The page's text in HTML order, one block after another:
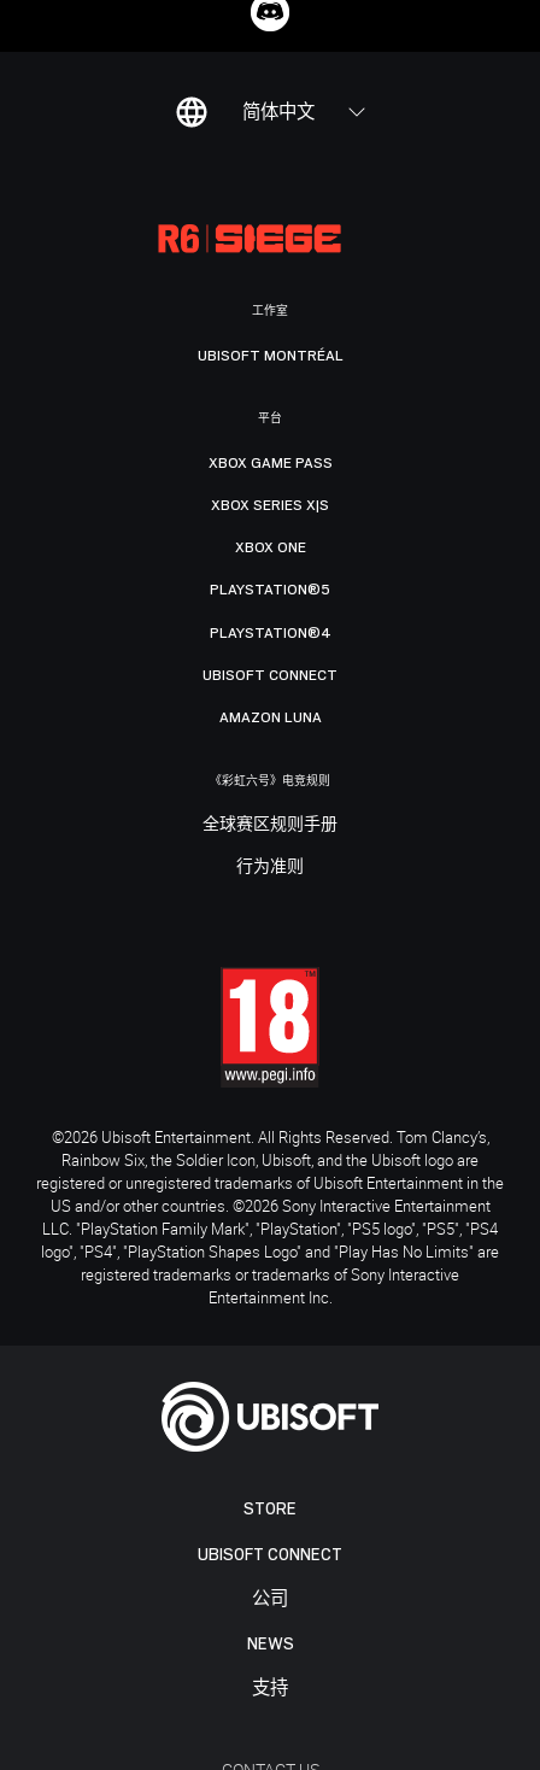
简体中文
STORE
UBISOFT CONNECT
公司
NEWS
支持
工作室
UBISOFT MONTRÉAL
平台
XBOX GAME PASS
XBOX SERIES X|S
XBOX ONE
PLAYSTATION®5
PLAYSTATION®4
UBISOFT CONNECT
AMAZON LUNA
《彩虹六号》电竞规则
全球赛区规则手册
行为准则
©2026 Ubisoft Entertainment. All Rights Reserved. Tom Clancy’s,
Rainbow Six, the Soldier Icon, Ubisoft, and the Ubisoft logo are
registered or unregistered trademarks of Ubisoft Entertainment in the
US and/or other countries. ©2026 Sony Interactive Entertainment
LLC. "PlayStation Family Mark", "PlayStation", "PS5 logo", "PS5", "PS4
logo", "PS4", "PlayStation Shapes Logo" and "Play Has No Limits" are
registered trademarks or trademarks of Sony Interactive
Entertainment Inc.